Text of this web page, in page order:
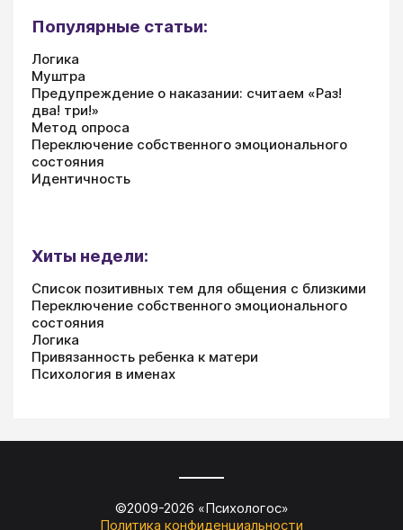
Популярные статьи:
Логика
Муштра
Предупреждение о наказании: считаем «Раз!
два! три!»
Метод опроса
Переключение собственного эмоционального
состояния
Идентичность
Хиты недели:
Список позитивных тем для общения с близкими
Переключение собственного эмоционального
состояния
Логика
Привязанность ребенка к матери
Психология в именах
©2009-2026 «Психологос»
Политика конфиденциальности